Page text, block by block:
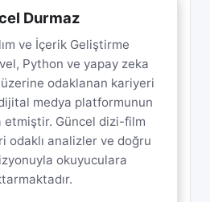
Durmaz
ve İçerik Geliştirme
Python ve yapay zeka
odaklanan kariyeri
medya platformunun
etmiştir. Güncel dizi-film
odaklı analizler ve doğru
okuyuculara